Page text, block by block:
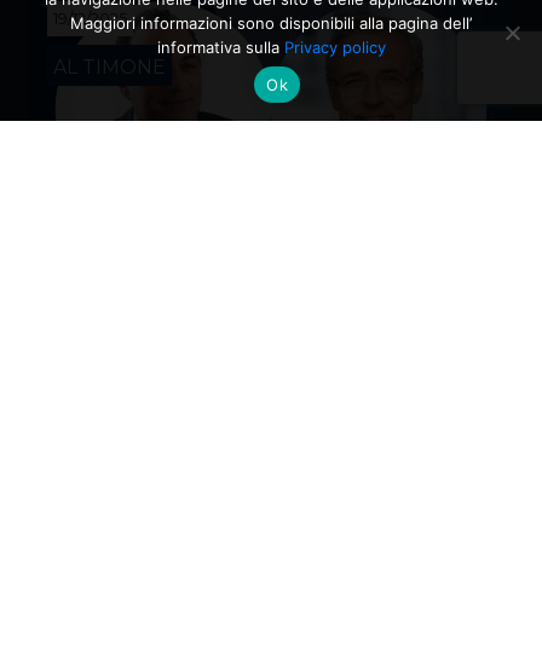
19/12/2025
AL TIMONE
Maggiori informazioni sono disponibili alla pagina dell’
informativa sulla Privacy policy
Ok